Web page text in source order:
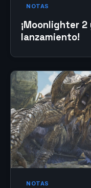
NOTAS
¡Moonlighter
lanzamiento!
NOTAS